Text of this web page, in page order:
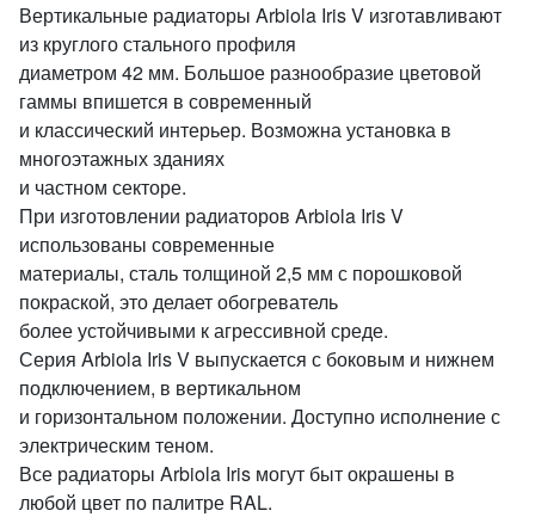
Вертикальные радиаторы Arbiola Iris V изготавливают
из круглого стального профиля
диаметром 42 мм. Большое разнообразие цветовой
гаммы впишется в современный
и классический интерьер. Возможна установка в
многоэтажных зданиях
и частном секторе.
При изготовлении радиаторов Arbiola Iris V
использованы современные
материалы, сталь толщиной 2,5 мм с порошковой
покраской, это делает обогреватель
более устойчивыми к агрессивной среде.
Серия Arbiola Iris V выпускается с боковым и нижнем
подключением, в вертикальном
и горизонтальном положении. Доступно исполнение с
электрическим теном.
Все радиаторы Arbiola Iris могут быт окрашены в
любой цвет по палитре RAL.